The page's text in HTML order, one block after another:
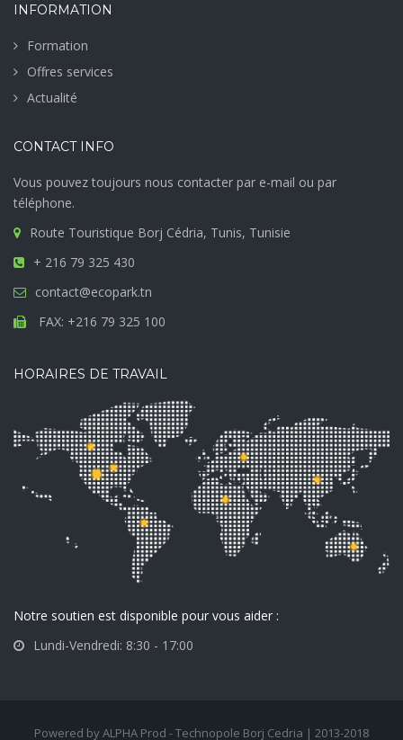
INFORMATION
Formation
Offres services
Actualité
CONTACT INFO
Vous pouvez toujours nous contacter par e-mail ou par
téléphone.
Route Touristique Borj Cédria, Tunis, Tunisie
+ 216 79 325 430
contact@ecopark.tn
FAX: +216 79 325 100
HORAIRES DE TRAVAIL
Notre soutien est disponible pour vous aider :
Lundi-Vendredi: 8:30 - 17:00
Powered by ALPHA Prod - Technopole Borj Cedria | 2013-2018